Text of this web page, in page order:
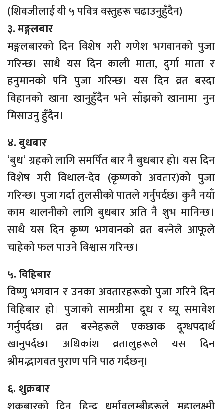
(शिवजीलाई यी ५ पवित्र वस्तुहरू चढाउनुहुँदैन)
३. मङ्गलबार
मङ्गलबारको दिन विशेष गरी गणेश भगवानको पुजा
गरिन्छ। साथै यस दिन काली माता, दुर्गा माता र
हनुमानको पनि पुजा गरिन्छ। यस दिन व्रत बस्दा
विहानको खाना खानुहुँदैन भने साँझको खानामा नुन
मिसाउनु हुँदैन।
४. बुधबार
‘बुध‘ ग्रहको लागि समर्पित बार नै बुधबार हो। यस दिन
विशेष गरी विथाल-देव (कृष्णको अवतार)को पुजा
गरिन्छ। पुजा गर्दा तुलसीको पातले गर्नुपर्दछ। कुनै नयाँ
काम थालनीको लागि बुधबार अति नै शुभ मानिन्छ।
साथै यस दिन कृष्ण भगवानको व्रत बस्नेले आफूले
चाहेको फल पाउने विश्वास गरिन्छ।
५. विहिबार
विष्णु भगवान र उनका अवतारहरूको पुजा गरिने दिन
विहिबार हो। पुजाको सामग्रीमा दूध र घ्यू समावेश
गर्नुपर्दछ। व्रत बस्नेहरूले एकछाक दूग्धपदार्थ
खानुपर्दछ। अधिकांश व्रतालुहरूले यस दिन
श्रीमद्भागवत पुराण पनि पाठ गर्दछन्।
६. शुक्रबार